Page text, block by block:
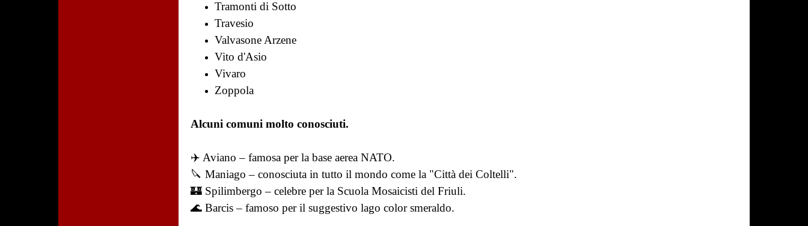
Tramonti di Sotto
Travesio
Valvasone Arzene
Vito d'Asio
Vivaro
Zoppola
Alcuni comuni molto conosciuti.
✈️ Aviano – famosa per la base aerea NATO.
🔪 Maniago – conosciuta in tutto il mondo come la "Città dei Coltelli".
🏰 Spilimbergo – celebre per la Scuola Mosaicisti del Friuli.
🌊 Barcis – famoso per il suggestivo lago color smeraldo.